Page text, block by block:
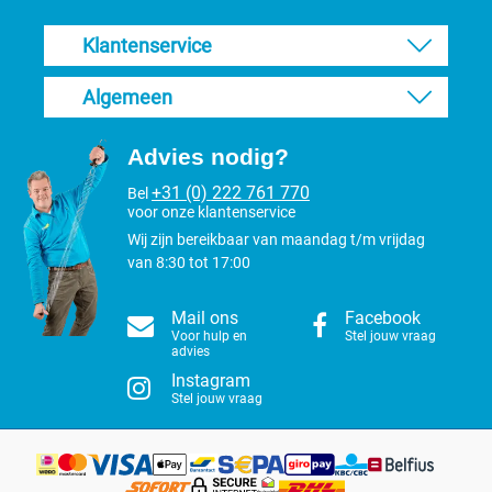
belangrijk. Onderhoud zoals het insmeren van de scheerkoppen
voor en na elke 5-10 minuten tijdens het scheren. Hierdoor krijg je
een soepelere en betere scheer ervaring. Wanneer de
scheerervaring van de messen verslechtert zijn de messen bot en
Het schoonmaken van de Clipr. Horse
tondeuse kopjes
Voor een langere levensduur van de scheerkop zelf en de
snijmessen is het belangrijk om na het gebruik van de Clipr.
tondeuse de kopjes goed schoon te maken. Het schoonmaken van
de scheerkoppen is gemakkelijk te doen door ze na het scheren
van de tondeuse af te halen en schoon te maken. Na het
schoonmaken maak je ze droog en vet je ze opnieuw in met olie.
Berg vervolgens de scheerkop op een droge warme plaats op. Zo
Klantenservice
Algemeen
Advies nodig?
Bel+31 (0) 222 761 770
voor onze klantenservice
Wij zijn bereikbaar van maandag t/m vrijdag
van 8:30 tot 17:00
Mail ons
Voor hulp en
advies
Facebook
Stel jouw vraag
Instagram
Stel jouw vraag